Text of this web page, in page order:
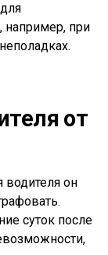
например, при
от
водителя он
суток после